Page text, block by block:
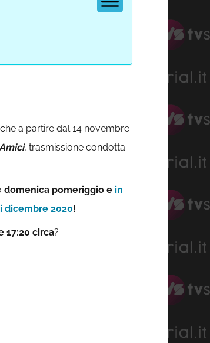
a partire dal 14 novembre
, trasmissione condotta
domenica pomeriggio e in
dicembre 2020!
17:20 circa?